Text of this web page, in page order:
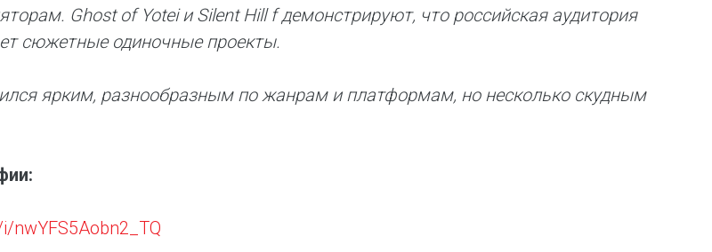
Ghost of Yotei и Silent Hill f демонстрируют, что российская аудитория
сюжетные одиночные проекты.
ярким, разнообразным по жанрам и платформам, но несколько скудным
nwYFS5Aobn2_TQ